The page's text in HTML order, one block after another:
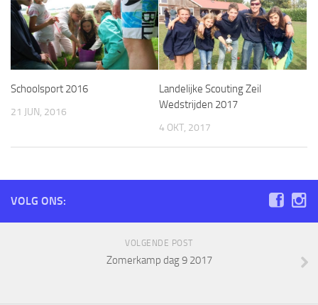
Schoolsport 2016
21 JUN, 2016
Landelijke Scouting Zeil
Wedstrijden 2017
4 OKT, 2017
VOLG ONS:
VOLGENDE POST
Zomerkamp dag 9 2017